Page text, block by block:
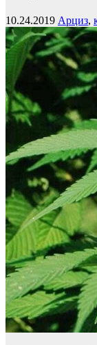
10.24.2019 Арциз,